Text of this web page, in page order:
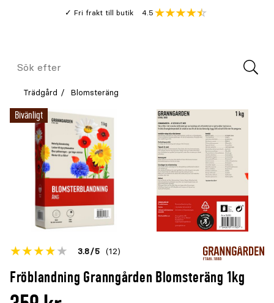
Fri frakt till butik
Genomsnitt
4.5
Meny
Sök
Trädgård Blomsteräng
Fröblandning Granngården Blomsteräng 1kg
Betyget
denna
3.8 5 (12)
Öppna
Bivänligt